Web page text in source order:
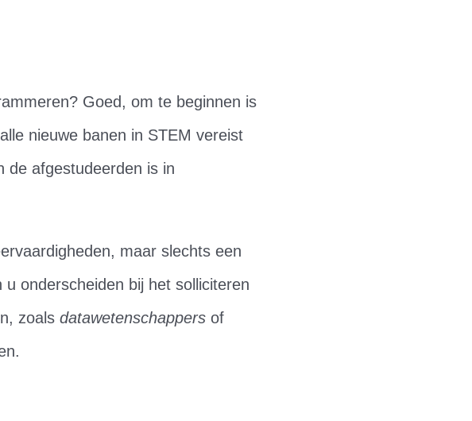
Goed, om te beginnen is
nieuwe banen in STEM vereist
de afgestudeerden is in
maar slechts een
onderscheiden bij het solliciteren
zoalsdatawetenschappersof